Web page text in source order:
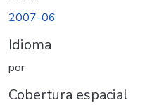
2007-06
Idioma
por
Cobertura espacial